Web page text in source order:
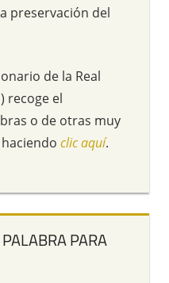
preservación del
de la Real
recoge el
o de otras muy
clic aquí.
PARA